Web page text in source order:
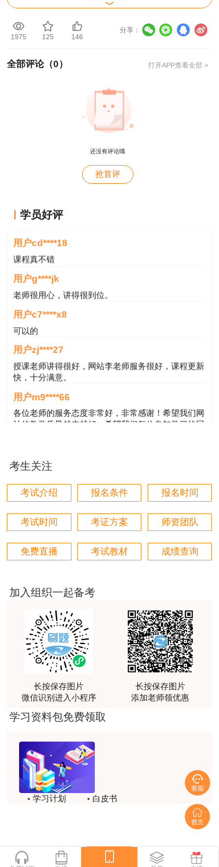
2018一建成绩查询时间：2019年1月3日
焦急等待，怕错过一级建造师成绩查询时间，建设工程
今年官方已经明确成绩时间会在2月底后延期发布-点击
程教育网也会第一时间通知大家！
一级建造师考试成绩查询流程
1.进入中国人事考试网，点击左侧“成绩查询”
3.选择“一级建造师”点击查询，进行查分
一级建造师合格标准
一级建造师各科目合格标准为试卷满分的60％
《建设工程经济》 60分
《建设工程项目管理》 78分
《专业工程管理与实务》 均为96分
《专业工程管理与实务》包含10个专业，即：建筑工
程、公路工程、铁路工程、民航机场工程、港口与航道工
程、水利水电工程、市政公用工程、通信与广电工程、矿业
工程、机电工程
育网提供的以上信息仅供参考，如有异议请考生以权威部门
1975 125 146
分享：
全部评论（0） 打开APP查看全部 >
还没有评论哦
抢首评
学员好评
老师讲的深入浅出，风趣幽默。编的记忆口诀也很助
用户zh****86
用户cd****18
课程真不错
用户g****jk
老师很用心，讲得很到位。
用户c7****x8
可以的
用户zj****27
授课老师讲得很好，网站李老师服务很好，课程更新
快，十分满意。
用户m9****66
各位老师的服务态度非常好，非常感谢！希望我们网
站的教学质量越来越好，希望我们每位参加学习的同
用户m9****66
对本次课程购买的老师的服务态度非常满意。希望我
们网站教学质量越来越高。祝大家都取得满意的结
用户m5****66
3位老师，讲的都非常的好，
用户m5****66
用户m9****88
建设工程教育网很给力，课程逻辑清晰，老师讲解通
俗易懂，重点突出，模拟题质量高，押题卷压中的知
识点很多，尤其是实务简答题秘籍压中将近70%的小
问，让小白学员也能一次过四门，十分给力，值得推
荐[强][强]
感谢教育网的多年支持与培养。
用户m9****66
用户m9****66
老师讲课认真负责，要点突出；我考试通过了。
用户ch****15
达老师的课程讲的非常好
用户s****02
考生关注
考试介绍 报名条件 报名时间
考试时间 考证方案 师资团队
免费直播 考试教材 成绩查询
加入组织一起备考
长按保存图片
微信识别进入小程序
长按保存图片
添加老师领优惠
学习资料包免费领取
学习计划
白皮书